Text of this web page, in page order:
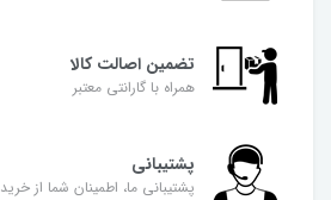
تضمین اصالت کالا
همراه با گارانتی معتبر
پشتیبانی
پشتیبانی ما، اطمینان شما از خرید